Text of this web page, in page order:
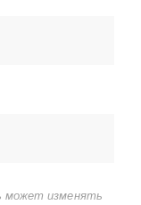
может изменять